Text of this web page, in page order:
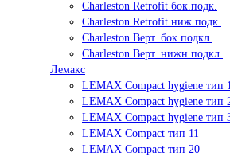
Charleston Retrofit бок.подк.
Charleston Retrofit ниж.подк.
Charleston Верт. бок.подкл.
Charleston Верт. нижн.подкл.
Лемакс
LEMAX Compact hygiene тип
LEMAX Compact hygiene тип
LEMAX Compact hygiene тип
LEMAX Compact тип 11
LEMAX Compact тип 20